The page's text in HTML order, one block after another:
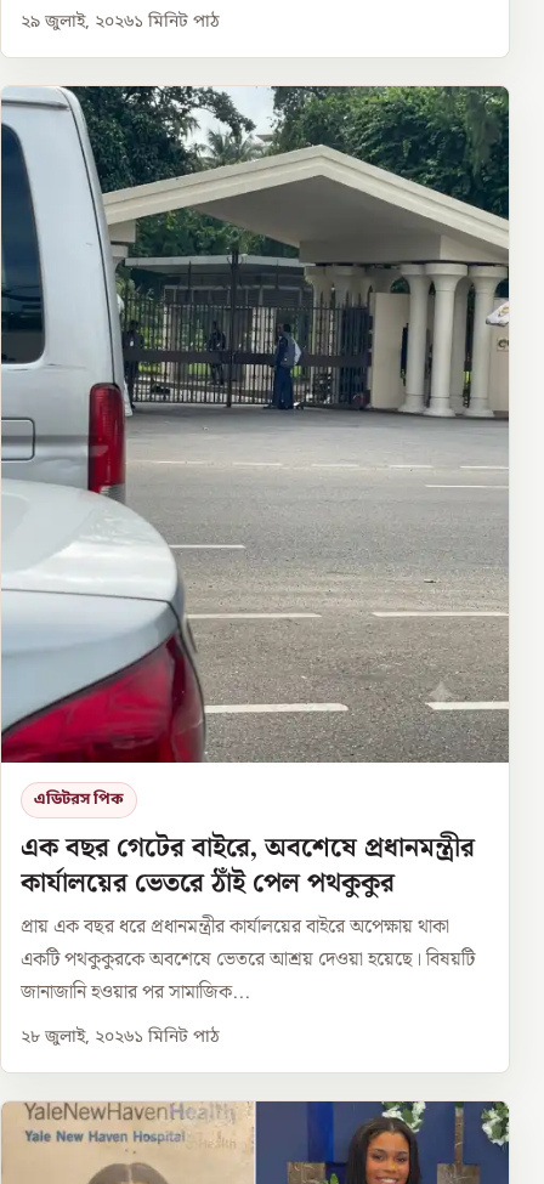
২৯ জুলাই, ২০২৬১ মিনিট পাঠ
এডিটরস পিক
এক বছর গেটের বাইরে, অবশেষে প্রধানমন্ত্রীর
কার্যালয়ের ভেতরে ঠাঁই পেল পথকুকুর
প্রায় এক বছর ধরে প্রধানমন্ত্রীর কার্যালয়ের বাইরে অপেক্ষায় থাকা
একটি পথকুকুরকে অবশেষে ভেতরে আশ্রয় দেওয়া হয়েছে। বিষয়টি
জানাজানি হওয়ার পর সামাজিক...
২৮ জুলাই, ২০২৬১ মিনিট পাঠ